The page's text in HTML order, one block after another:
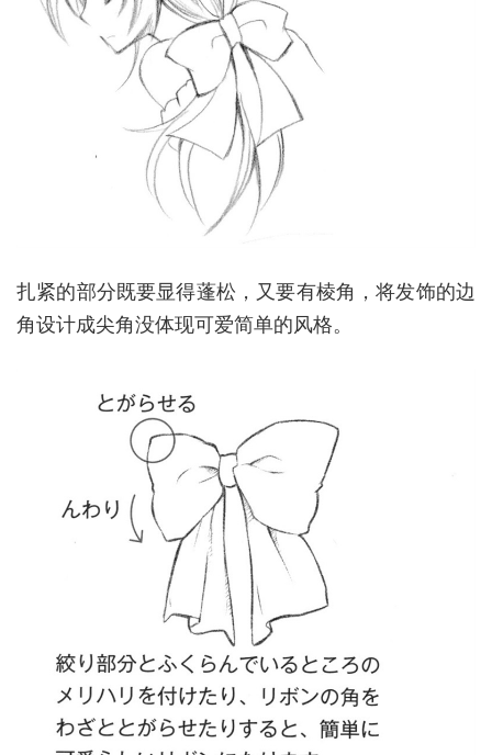
扎紧的部分既要显得蓬松，又要有棱角，将发饰的边
角设计成尖角没体现可爱简单的风格。